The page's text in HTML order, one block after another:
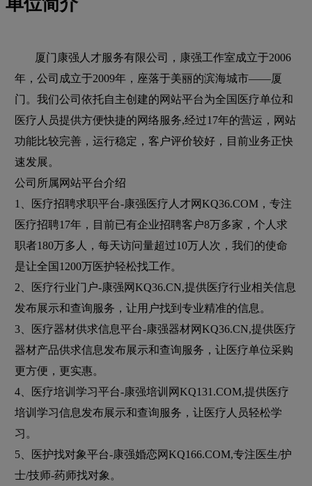
厦门康强人才服务有限公司，康强工作室成立于2006
年，公司成立于2009年，座落于美丽的滨海城市——厦
门。我们公司依托自主创建的网站平台为全国医疗单位和
医疗人员提供方便快捷的网络服务,经过17年的营运，网站
功能比较完善，运行稳定，客户评价较好，目前业务正快
速发展。
公司所属网站平台介绍
1、医疗招聘求职平台-康强医疗人才网KQ36.COM，专注
医疗招聘17年，目前已有企业招聘客户8万多家，个人求
职者180万多人，每天访问量超过10万人次，我们的使命
是让全国1200万医护轻松找工作。
2、医疗行业门户-康强网KQ36.CN,提供医疗行业相关信息
发布展示和查询服务，让用户找到专业精准的信息。
3、医疗器材供求信息平台-康强器材网KQ36.CN,提供医疗
器材产品供求信息发布展示和查询服务，让医疗单位采购
更方便，更实惠。
4、医疗培训学习平台-康强培训网KQ131.COM,提供医疗
培训学习信息发布展示和查询服务，让医疗人员轻松学
习。
5、医护找对象平台-康强婚恋网KQ166.COM,专注医生/护
士/技师-药师找对象。